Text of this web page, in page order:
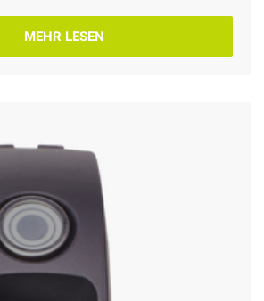
MEHR LESEN